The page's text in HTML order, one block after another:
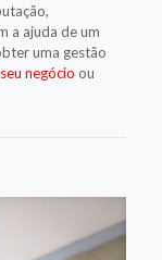
a ajuda de um
uma gestão
negócio ou